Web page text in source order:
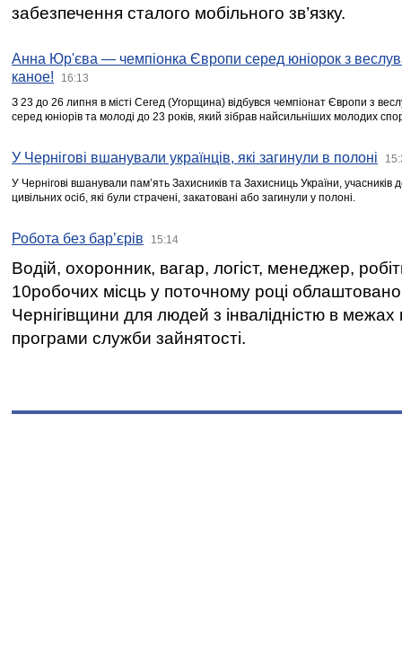
забезпечення сталого мобільного зв’язку.
Анна Юр'єва — чемпіонка Європи серед юніорок з
каное!
16:13
З 23 до 26 липня в місті Сегед (Угорщина) відбувся чемпіонат Європи з
серед юніорів та молоді до 23 років, який зібрав найсильніших молодих
У Чернігові вшанували українців, які загинули в полоні
У Чернігові вшанували пам’ять Захисників та Захисниць України,
цивільних осіб, які були страчені, закатовані або загинули у полоні.
Робота без бар’єрів 15:14
Водій, охоронник, вагар, логіст, менеджер,
10робочих місць у поточному році
Чернігівщини для людей з інвалідністю в межах
програми служби зайнятості.